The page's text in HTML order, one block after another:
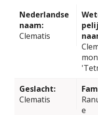
Nederlandse
naam:
Clematis
Geslacht:
Clematis
e